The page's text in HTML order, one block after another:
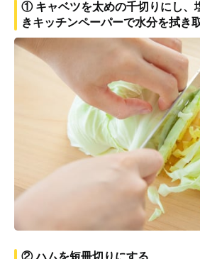
① キャベツを太めの千切りにし、
きキッチンペーパーで水分を拭き
② ハムを短冊切りにする